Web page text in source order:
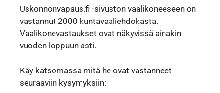
Uskonnonvapaus.fi -sivuston vaalikoneeseen on
vastannut 2000 kuntavaaliehdokasta.
Vaalikonevastaukset ovat näkyvissä ainakin
vuoden loppuun asti.
Käy katsomassa mitä he ovat vastanneet
seuraaviin kysymyksiin: